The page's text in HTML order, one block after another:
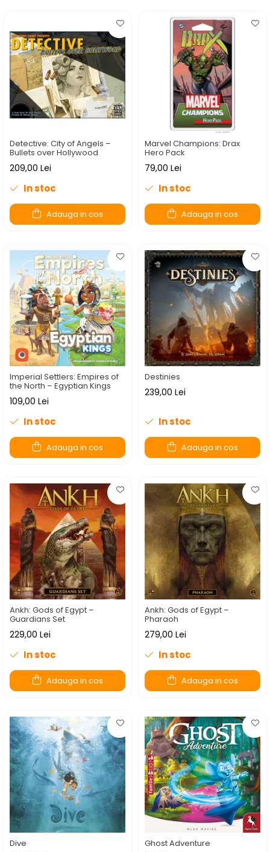
Detective: City of Angels –
Bullets over Hollywood
209,00 Lei
In stoc
Adauga in cos
Marvel Champions: Drax
Hero Pack
79,00 Lei
In stoc
Adauga in cos
Imperial Settlers: Empires of
the North – Egyptian Kings
109,00 Lei
In stoc
Adauga in cos
Destinies
239,00 Lei
In stoc
Adauga in cos
Ankh: Gods of Egypt –
Guardians Set
229,00 Lei
In stoc
Adauga in cos
Ankh: Gods of Egypt –
Pharaoh
279,00 Lei
In stoc
Adauga in cos
Dive Ghost Adventure